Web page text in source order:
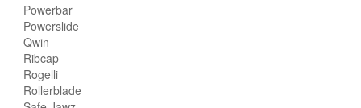
Powerbar
Powerslide
Qwin
Ribcap
Rogelli
Rollerblade